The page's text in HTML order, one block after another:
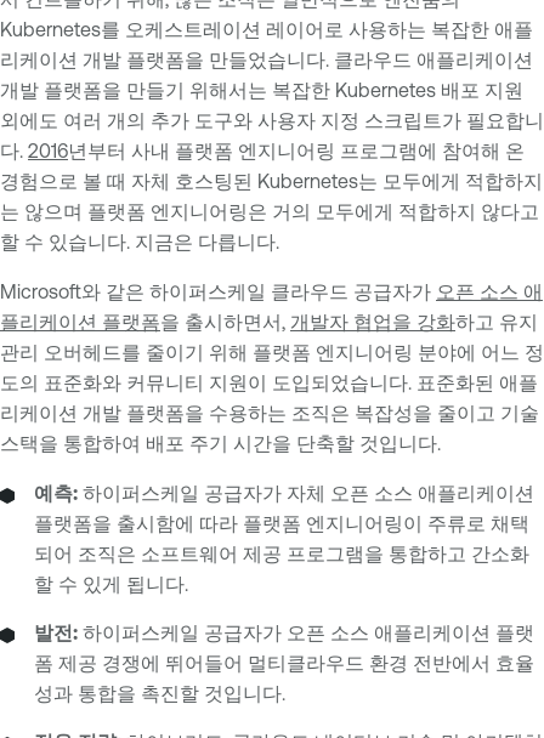
Kubernetes를 오케스트레이션 레이어로 사용하는 복잡한 애플
리케이션 개발 플랫폼을 만들었습니다. 클라우드 애플리케이션
개발 플랫폼을 만들기 위해서는 복잡한 Kubernetes 배포 지원
외에도 여러 개의 추가 도구와 사용자 지정 스크립트가 필요합니
다. 2016년부터 사내 플랫폼 엔지니어링 프로그램에 참여해 온
경험으로 볼 때 자체 호스팅된 Kubernetes는 모두에게 적합하지
는 않으며 플랫폼 엔지니어링은 거의 모두에게 적합하지 않다고
할 수 있습니다. 지금은 다릅니다.
Microsoft와 같은 하이퍼스케일 클라우드 공급자가 오픈 소스 애
플리케이션 플랫폼을 출시하면서, 개발자 협업을 강화하고 유지
관리 오버헤드를 줄이기 위해 플랫폼 엔지니어링 분야에 어느 정
도의 표준화와 커뮤니티 지원이 도입되었습니다. 표준화된 애플
리케이션 개발 플랫폼을 수용하는 조직은 복잡성을 줄이고 기술
스택을 통합하여 배포 주기 시간을 단축할 것입니다.
예측: 하이퍼스케일 공급자가 자체 오픈 소스 애플리케이션
플랫폼을 출시함에 따라 플랫폼 엔지니어링이 주류로 채택
되어 조직은 소프트웨어 제공 프로그램을 통합하고 간소화
할 수 있게 됩니다.
발전: 하이퍼스케일 공급자가 오픈 소스 애플리케이션 플랫
폼 제공 경쟁에 뛰어들어 멀티클라우드 환경 전반에서 효율
성과 통합을 촉진할 것입니다.